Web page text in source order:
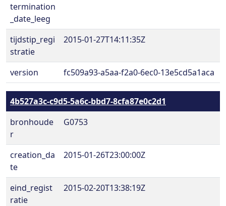
termination
_date_leeg
tijdstip_regi
stratie
2015-01-27T14:11:35Z
version fc509a93-a5aa-f2a0-6ec0-13e5cd5a1aca
4b527a3c-c9d5-5a6c-bbd7-8cfa87e0c2d1
bronhoude
r
G0753
creation_da
te
2015-01-26T23:00:00Z
eind_regist
ratie
2015-02-20T13:38:19Z